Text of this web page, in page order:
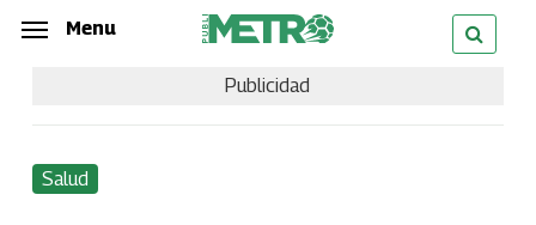
Skip
content
Menu
Publicidad
Salud
Menu